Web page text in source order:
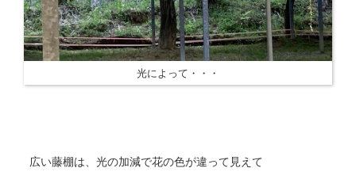
光によって・・・
広い藤棚は、光の加減で花の色が違って見えて